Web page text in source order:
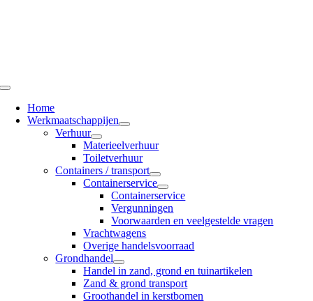
Toggle
NavigationHome
Werkmaatschappijen
Verhuur
Materieelverhuur
Toiletverhuur
Containers / transport
Containerservice
Containerservice
Vergunningen
Voorwaarden en veelgestelde vragen
Vrachtwagens
Overige handelsvoorraad
Grondhandel
Handel in zand, grond en tuinartikelen
Zand & grond transport
Groothandel in kerstbomen